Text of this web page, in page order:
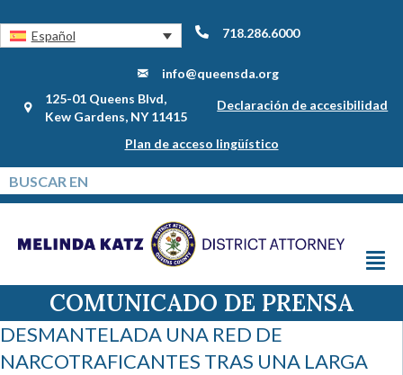
Español 718.286.6000
info@queensda.org
125-01 Queens Blvd,
Kew Gardens, NY 11415
Declaración de accesibilidad
Plan de acceso lingüístico
COMUNICADO DE PRENSA
DESMANTELADA UNA RED DE
NARCOTRAFICANTES TRAS UNA LARGA